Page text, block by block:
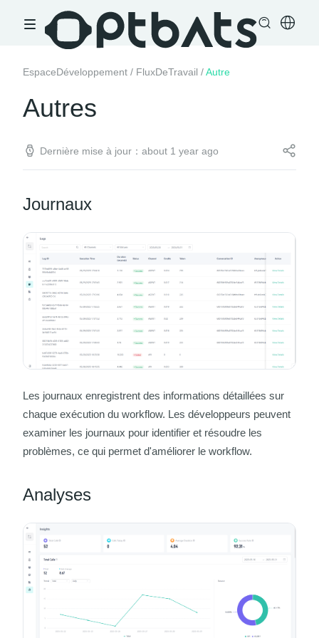
EspaceDéveloppement / FluxDeTravail /Autre
Autres
Dernière mise à jour：about 1 year ago
Journaux
Les journaux enregistrent des informations détaillées sur
chaque exécution du workflow. Les développeurs peuvent
examiner les journaux pour identifier et résoudre les
problèmes, ce qui permet d'améliorer le workflow.
Analyses